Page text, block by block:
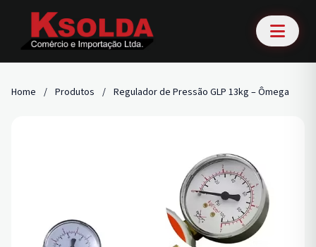
Home / Produtos / Regulador de Pressão GLP 13kg – Ômega